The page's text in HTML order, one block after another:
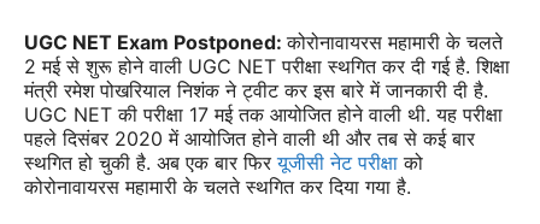
UGC NET Exam Postponed:कोरोनावायरस महामारी के चलते
2 मई से शुरू होने वाली UGC NET परीक्षा स्थगित कर दी गई है. शिक्षा
मंत्री रमेश पोखरियाल निशंक ने ट्वीट कर इस बारे में जानकारी दी है.
UGC NET की परीक्षा 17 मई तक आयोजित होने वाली थी. यह परीक्षा
पहले दिसंबर 2020 में आयोजित होने वाली थी और तब से कई बार
स्थगित हो चुकी है. अब एक बार फिर यूजीसी नेट परीक्षाको
कोरोनावायरस महामारी के चलते स्थगित कर दिया गया है.